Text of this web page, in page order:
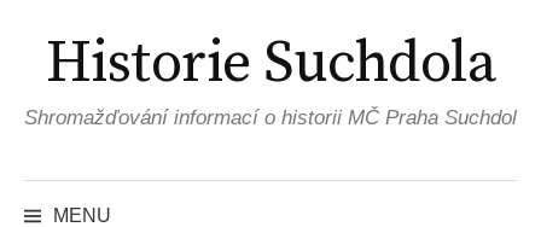
Historie Suchdola
Shromažďování informací o historii MČ Praha Suchdol
MENU